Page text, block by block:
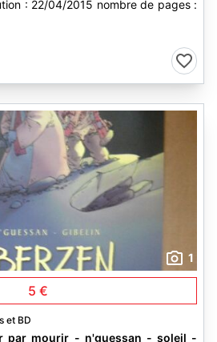
: 22/04/2015 nombre de pages :
1
5 €
et BD
par mourir - n'guessan - soleil -